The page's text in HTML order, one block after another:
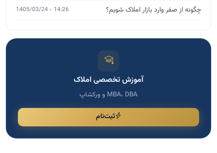
چگونه از صفر وارد بازار املاک شویم؟ 14:26 - 1405/03/24
آموزش تخصصی املاک
MBA، DBA و ورکشاپ
ثبت‌نام